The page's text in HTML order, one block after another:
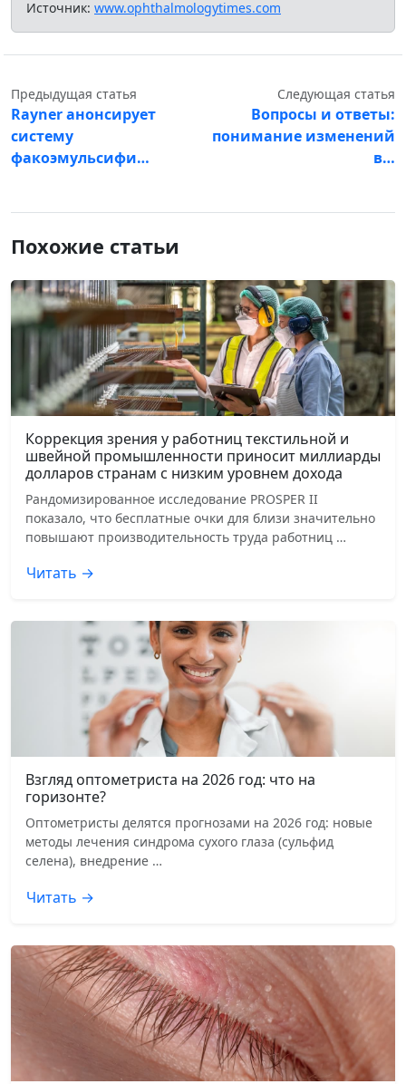
Источник: www.ophthalmologytimes.com
Предыдущая статья
Rayner анонсирует
систему
факоэмульсифи…
Следующая статья
Вопросы и ответы:
понимание изменений
в…
Похожие статьи
Коррекция зрения у работниц текстильной и
швейной промышленности приносит миллиарды
долларов странам с низким уровнем дохода
Рандомизированное исследование PROSPER II
показало, что бесплатные очки для близи значительно
повышают производительность труда работниц …
Читать →
Взгляд оптометриста на 2026 год: что на
горизонте?
Оптометристы делятся прогнозами на 2026 год: новые
методы лечения синдрома сухого глаза (сульфид
селена), внедрение …
Читать →